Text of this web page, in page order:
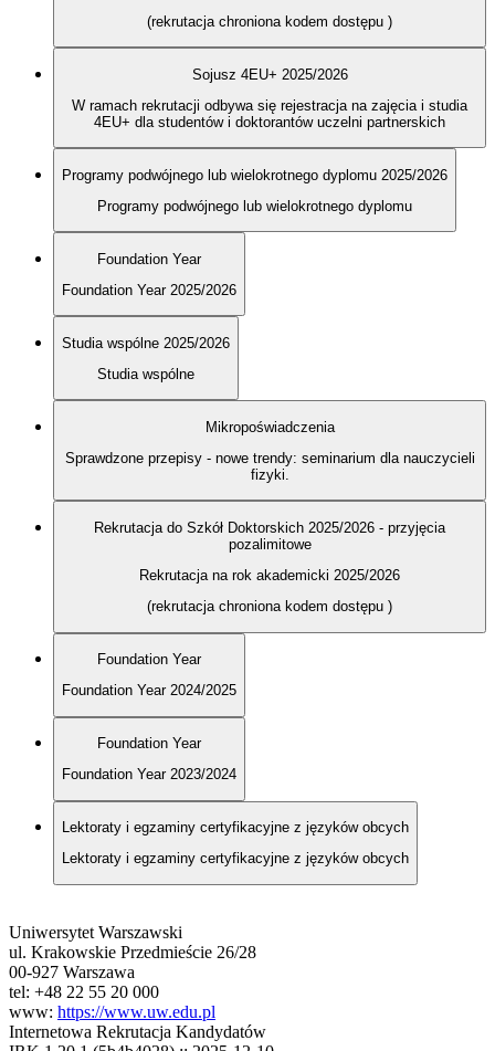
(rekrutacja chroniona kodem dostępu )
Sojusz 4EU+ 2025/2026
W ramach rekrutacji odbywa się rejestracja na zajęcia i studia
4EU+ dla studentów i doktorantów uczelni partnerskich
Programy podwójnego lub wielokrotnego dyplomu 2025/2026
Programy podwójnego lub wielokrotnego dyplomu
Foundation Year
Foundation Year 2025/2026
Studia wspólne 2025/2026
Studia wspólne
Mikropoświadczenia
Sprawdzone przepisy - nowe trendy: seminarium dla nauczycieli
fizyki.
Rekrutacja do Szkół Doktorskich 2025/2026 - przyjęcia
pozalimitowe
Rekrutacja na rok akademicki 2025/2026
(rekrutacja chroniona kodem dostępu )
Foundation Year
Foundation Year 2024/2025
Foundation Year
Foundation Year 2023/2024
Lektoraty i egzaminy certyfikacyjne z języków obcych
Lektoraty i egzaminy certyfikacyjne z języków obcych
Uniwersytet Warszawski
ul. Krakowskie Przedmieście 26/28
00-927 Warszawa
tel: +48 22 55 20 000
www: https://www.uw.edu.pl
Internetowa Rekrutacja Kandydatów